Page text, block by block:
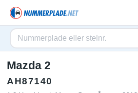
Mazda 2
AH87140